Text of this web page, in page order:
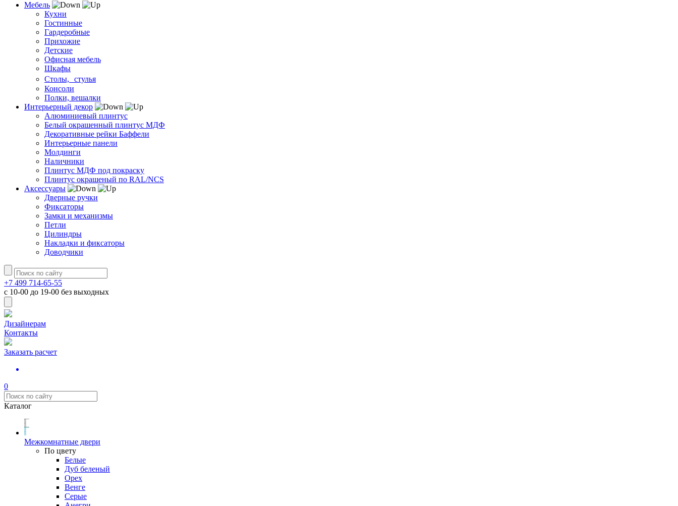
Мебель
Кухни
Гостинные
Гардеробные
Прихожие
Детские
Офисная мебель
Шкафы
Столы, стулья
Консоли
Полки, вешалки
Интерьерный декор
Алюминиевый плинтус
Белый окрашенный плинтус МДФ
Декоративные рейки Баффели
Интерьерные панели
Молдинги
Наличники
Плинтус МДФ под покраску
Плинтус окрашеный по RAL/NCS
Аксессуары
Дверные ручки
Фиксаторы
Замки и механизмы
Петли
Цилиндры
Накладки и фиксаторы
Доводчики
+7 499 714-65-55
с 10-00 до 19-00 без выходных
Дизайнерам
Контакты
Заказать расчет
0
Каталог
Межкомнатные двери
По цвету
Белые
Дуб беленый
Орех
Венге
Серые